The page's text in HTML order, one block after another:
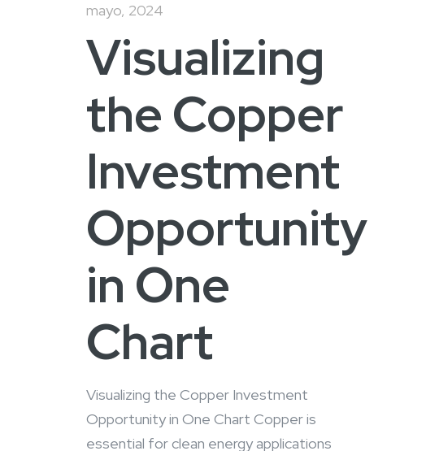
mayo, 2024
Visualizing
the Copper
Investment
Opportunity
in One
Chart
Visualizing the Copper Investment
Opportunity in One Chart Copper is
essential for clean energy applications